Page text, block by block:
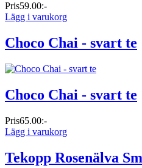
Pris59.00:-
Lägg i varukorg
Choco Chai - svart te
Choco Chai - svart te
Pris65.00:-
Lägg i varukorg
Tekopp Rosenälva